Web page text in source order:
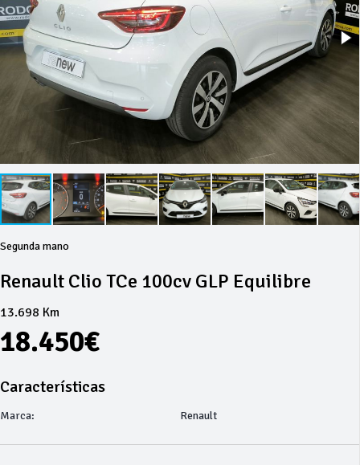
Segunda mano
Renault Clio TCe 100cv GLP Equilibre
13.698 Km
18.450€
Características
Marca: Renault